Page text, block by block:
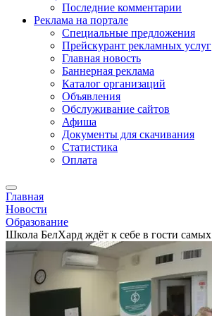
Последние комментарии
Реклама на портале
Специальные предложения
Прейскурант рекламных услуг
Главная новость
Баннерная реклама
Каталог организаций
Объявления
Обслуживание сайтов
Афиша
Документы для скачивания
Статистика
Оплата
Главная
Новости
Образование
Школа БелХард ждёт к себе в гости самых